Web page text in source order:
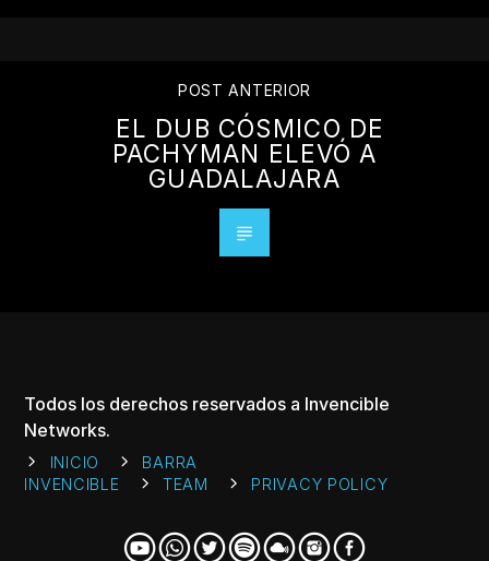
POST ANTERIOR
EL DUB CÓSMICO DE
PACHYMAN ELEVÓ A
GUADALAJARA
Todos los derechos reservados a Invencible
Networks.
INICIO
BARRA
INVENCIBLE
TEAM PRIVACY POLICY